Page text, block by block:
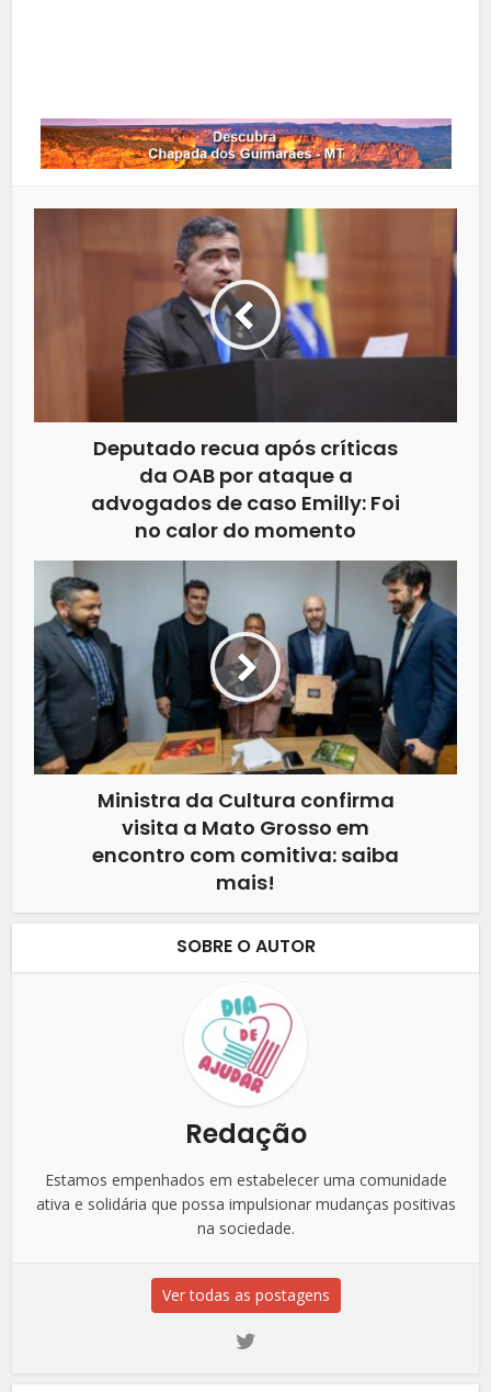
Deputado recua após críticas
da OAB por ataque a
advogados de caso Emilly: Foi
no calor do momento
Ministra da Cultura confirma
visita a Mato Grosso em
encontro com comitiva: saiba
mais!
SOBRE O AUTOR
Redação
Estamos empenhados em estabelecer uma comunidade
ativa e solidária que possa impulsionar mudanças positivas
na sociedade.
Ver todas as postagens